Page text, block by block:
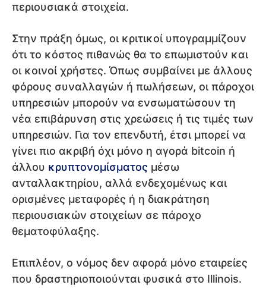
περιουσιακά στοιχεία.
Στην πράξη όμως, οι κριτικοί υπογραμμίζουν
ότι το κόστος πιθανώς θα το επωμιστούν και
οι κοινοί χρήστες. Όπως συμβαίνει με άλλους
φόρους συναλλαγών ή πωλήσεων, οι πάροχοι
υπηρεσιών μπορούν να ενσωματώσουν τη
νέα επιβάρυνση στις χρεώσεις ή τις τιμές των
υπηρεσιών. Για τον επενδυτή, έτσι μπορεί να
γίνει πιο ακριβή όχι μόνο η αγορά bitcoin ή
άλλου κρυπτονομίσματος μέσω
ανταλλακτηρίου, αλλά ενδεχομένως και
ορισμένες μεταφορές ή η διακράτηση
περιουσιακών στοιχείων σε πάροχο
θεματοφύλαξης.
Επιπλέον, ο νόμος δεν αφορά μόνο εταιρείες
που δραστηριοποιούνται φυσικά στο Illinois.